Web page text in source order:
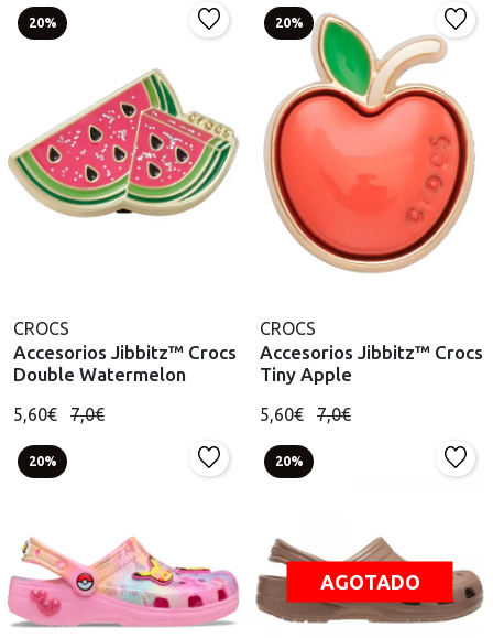
20%
CROCS
Accesorios Jibbitz™ Crocs
Double Watermelon
5,60€ 7,0€
20%
CROCS
Accesorios Jibbitz™ Crocs
Tiny Apple
5,60€ 7,0€
20% 20%
AGOTADO